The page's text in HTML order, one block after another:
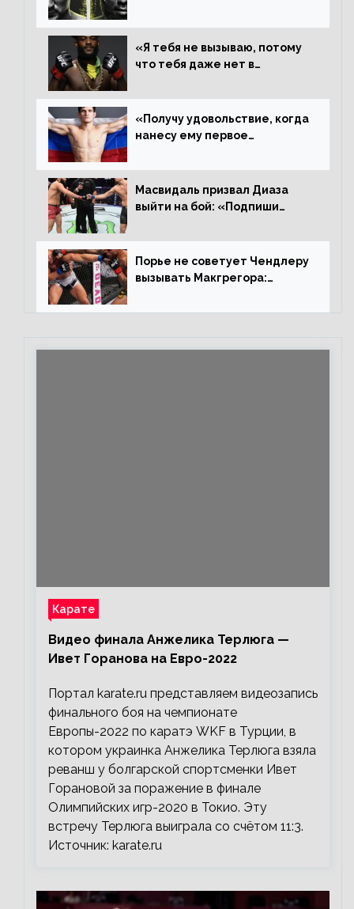
«Я тебя не вызываю, потому
что тебя даже нет в
пауза», сообщает Стерлинг
ответил Сехудо
«Получу удовольствие, когда
нанесу ему первое
Иге – про бой с Евлоевым
Масвидаль призвал Диаза
выйти на бой: «Подпиши
повторим»
Порье не советует Чендлеру
вызывать Макгрегора:
каждом бою, а Конор умеет
Карате
Видео финала Анжелика Терлюга —
Ивет Горанова на Евро-2022
Портал karate.ru представляем видеозапись
финального боя на чемпионате
Европы-2022 по каратэ WKF в Турции, в
котором украинка Анжелика Терлюга взяла
реванш у болгарской спортсменки Ивет
Горановой за поражение в финале
Олимпийских игр-2020 в Токио. Эту
встречу Терлюга выиграла со счётом 11:3.
Источник: karate.ru